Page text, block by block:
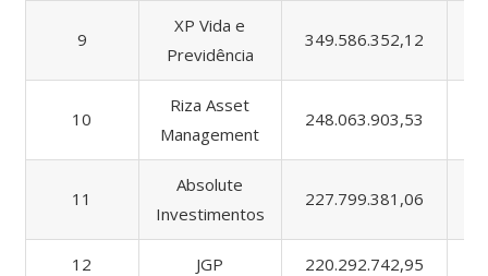
9
XP Vida e
Previdência
349.586.352,12
10
Riza Asset
Management
248.063.903,53
11
Absolute
Investimentos
227.799.381,06
12 JGP 220.292.742,95